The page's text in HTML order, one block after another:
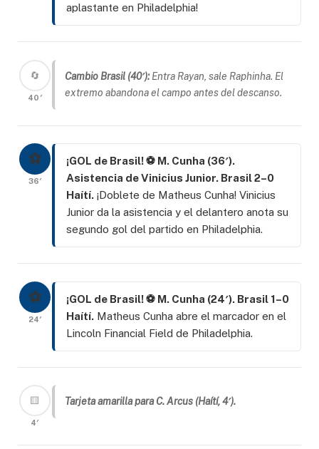
aplastante en Philadelphia!
🔄
40′
Cambio Brasil (40′):Entra Rayan, sale Raphinha. El
extremo abandona el campo antes del descanso.
⚽
36′
¡GOL de Brasil! ⚽ M. Cunha (36′).
Asistencia de Vinicius Junior. Brasil 2–0
Haítí. ¡Doblete de Matheus Cunha! Vinicius
Junior da la asistencia y el delantero anota su
segundo gol del partido en Philadelphia.
⚽
24′
¡GOL de Brasil! ⚽ M. Cunha (24′). Brasil 1–0
Haítí. Matheus Cunha abre el marcador en el
Lincoln Financial Field de Philadelphia.
🟨
4′
Tarjeta amarilla para C. Arcus (Haítí, 4′).